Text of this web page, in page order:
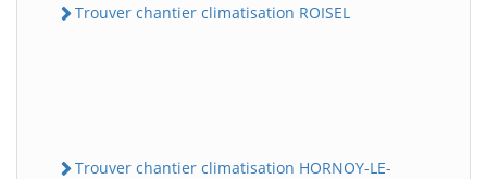
Trouver chantier climatisation ROISEL
Trouver chantier climatisation HORNOY-LE-